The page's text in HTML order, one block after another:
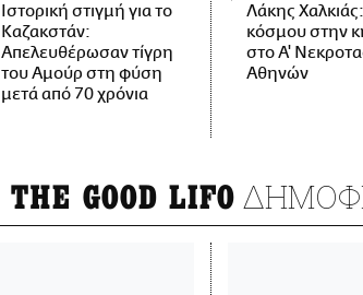
Ιστορική στιγμή για το
Καζακστάν:
Απελευθέρωσαν τίγρη
του Αμούρ στη φύση
μετά από 70 χρόνια
Λάκης
κόσμου στην
στο Α'
Αθηνών
THE GOOD LIFO